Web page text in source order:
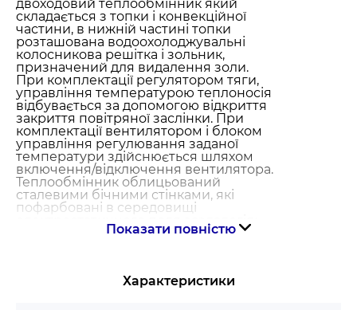
двоходовий теплообмінник який
складається з топки і конвекційної
частини, в нижній частині топки
розташована водоохолоджувальні
колосникова решітка і зольник,
призначений для видалення золи.
При комплектації регулятором тяги,
управління температурою теплоносія
відбувається за допомогою відкриття
закриття повітряної заслінки. При
комплектації вентилятором і блоком
управління регулювання заданої
температури здійснюється шляхом
включення/відключення вентилятора.
Теплообмінник облицьований
сталевими бічними стінками, які
пофарбовані в середовищі
електростатичного поля заздалегідь,
пройшовши цикл автоматичної
При такій технології фарбування повна
Показати повністю
Характеристики